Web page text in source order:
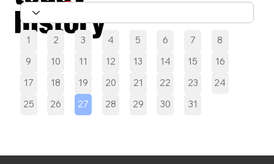
1 2 3 4 5 6 7
8
9
10 11 12 13 14 15
16
17
18 19 20 21 22 23
24
25
26 27 28 29 30 31